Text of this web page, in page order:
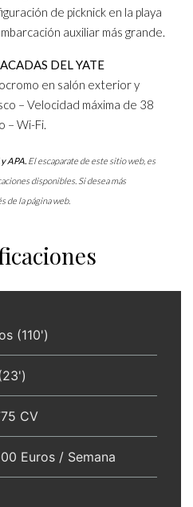
de picknick en la playa
auxiliar más grande.
DEL YATE
en salón exterior y
– Velocidad máxima de 38
– Wi-Fi.
APA. El escaparate de este sitio web, es
disponibles. Si desea más
de la página web.
(110')
CV
Euros / Semana